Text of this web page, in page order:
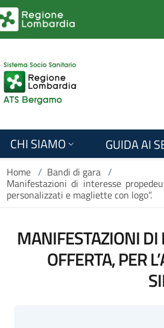
CHI SIAMO GUIDA AI
Home / Bandi di gara /
Manifestazioni di interesse
personalizzati e magliette con logo”.
MANIFESTAZIONI DI
OFFERTA, PER